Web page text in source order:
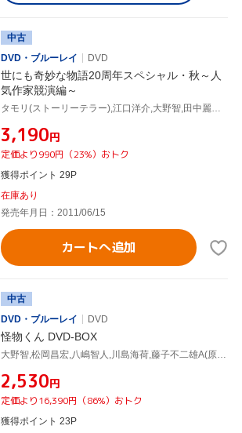
中古
DVD・ブルーレイ
DVD
世にも奇妙な物語20周年スペシャル・秋～人
気作家競演編～
タモリ(ストーリーテラー),江口洋介,大野智,田中麗奈,堀北真希,玉木宏,広末涼子,蓜島邦明(音楽)
¥3,190円
定価より990円（23%）おトク
獲得ポイント 29P
在庫あり
発売年月日：2011/06/15
カートへ追加
中古
DVD・ブルーレイ
DVD
怪物くん DVD-BOX
大野智,松岡昌宏,八嶋智人,川島海荷,藤子不二雄A(原作),井筒昭雄(音楽)
¥2,530円
定価より16,390円（86%）おトク
獲得ポイント 23P